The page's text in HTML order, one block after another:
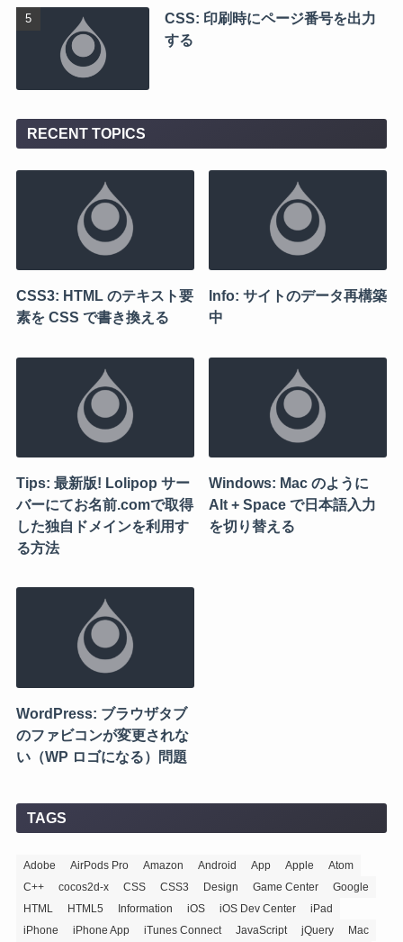
CSS: 印刷時にページ番号を出力
する
RECENT TOPICS
CSS3: HTML のテキスト要
素を CSS で書き換える
Info: サイトのデータ再構築
中
Tips: 最新版! Lolipop サー
バーにてお名前.comで取得
した独自ドメインを利用す
る方法
Windows: Mac のように
Alt + Space で日本語入力
を切り替える
WordPress: ブラウザタブ
のファビコンが変更されな
い（WP ロゴになる）問題
TAGS
Adobe AirPods Pro Amazon Android App Apple
Atom
C++
cocos2d-x CSS CSS3 Design Game Center
Google
HTML
HTML5 Information iOS iOS Dev Center
iPad
iPhone
iPhone App iTunes Connect JavaScript jQuery Mac